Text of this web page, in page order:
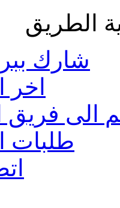
الطريق
شارك
اخر
الى فريق
طلبات